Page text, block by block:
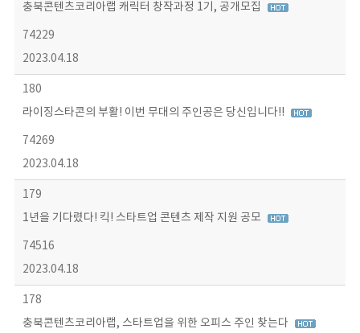
충북콘텐츠코리아랩 캐릭터 창작과정 1기, 공개모집
74229
2023.04.18
180
라이징스타콘의 부활! 이번 무대의 주인공은 당신입니다!!
74269
2023.04.18
179
1년을 기다렸다! 킥! 스타트업 콘텐츠 제작 지원 공모
74516
2023.04.18
178
충북콘텐츠코리아랩, 스타트업을 위한 오피스 주인 찾는다